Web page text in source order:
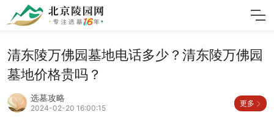
清东陵万佛园墓地电话多少？清东陵万佛园
墓地价格贵吗？
选墓攻略
2024-02-20 16:00:15
更多